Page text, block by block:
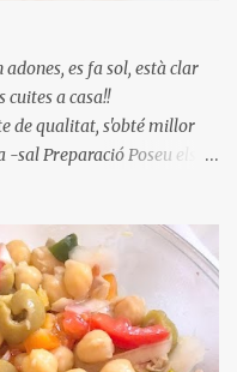
es fa sol, està clar
a casa!!
de qualitat, s'obté millor
Preparació Poseu els
per aigua freda,
foc i atureu la ebullició, dues
coure a foc baix, quasi
tapada, entre 1 hora i 1
retirar del foc. Heu de veure